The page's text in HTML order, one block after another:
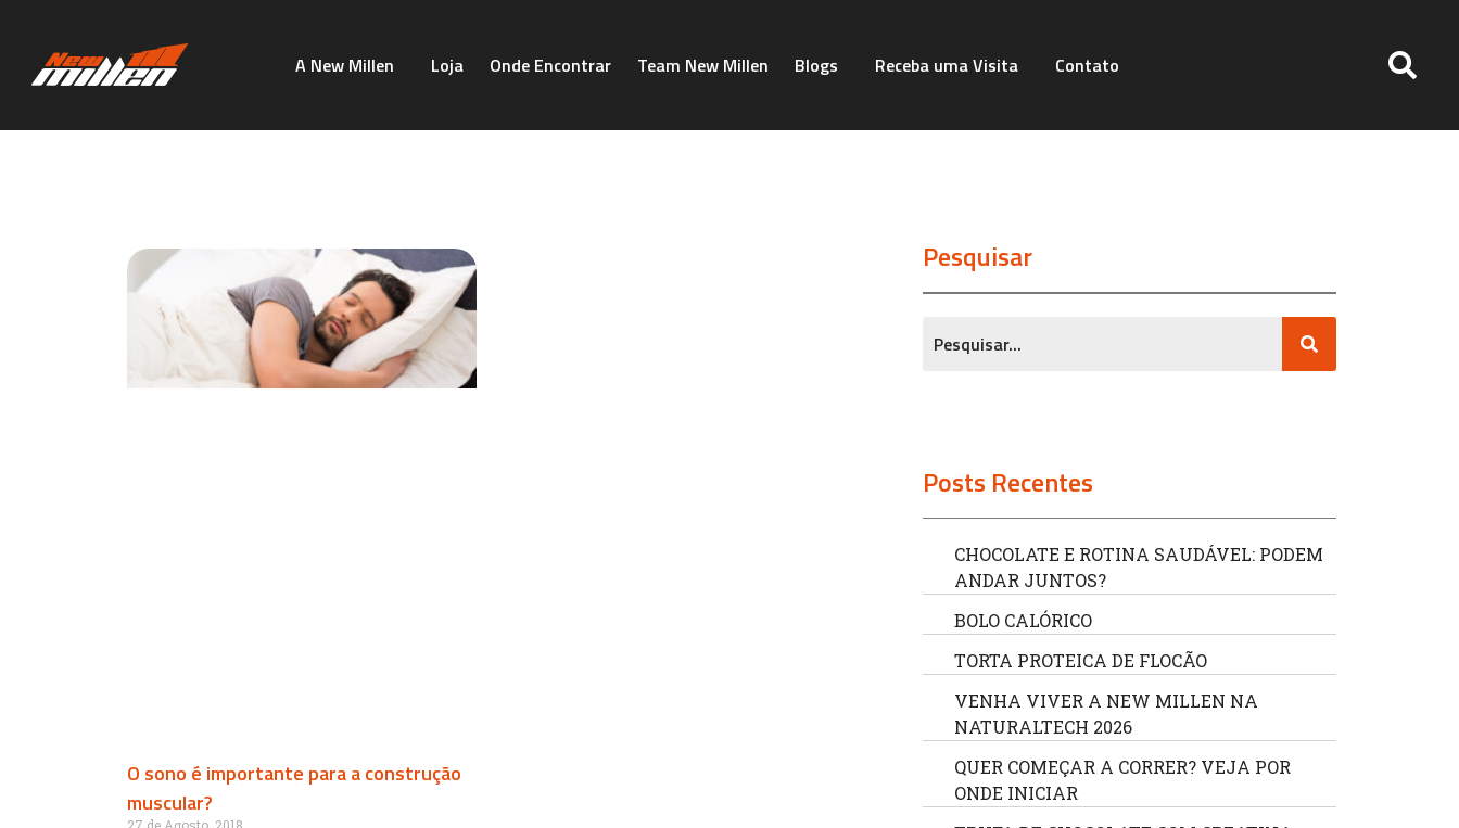
A New Millen Loja Onde Encontrar Team New Millen Blogs Receba uma Visita Contato
O sono é importante para a construção
muscular?
Pesquisar
Posts Recentes
CHOCOLATE E ROTINA SAUDÁVEL: PODEM
ANDAR JUNTOS?
BOLO CALÓRICO
TORTA PROTEICA DE FLOCÃO
VENHA VIVER A NEW MILLEN NA
NATURALTECH 2026
QUER COMEÇAR A CORRER? VEJA POR
ONDE INICIAR